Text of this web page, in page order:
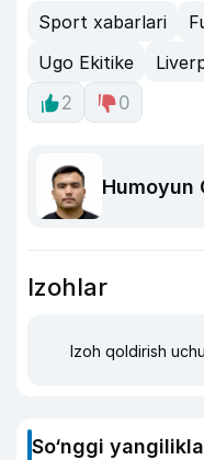
Sport xabarlari
Ugo Ekitike
2
0
Humoyun
Izohlar
Izoh qoldirish
So‘nggi